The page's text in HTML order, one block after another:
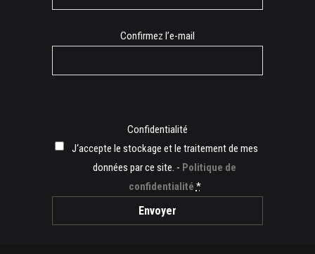
Confirmez l’e-mail
Confidentialité
J‘accepte le stockage et le traitement de mes
données par ce site. - Politique de
confidentialité *